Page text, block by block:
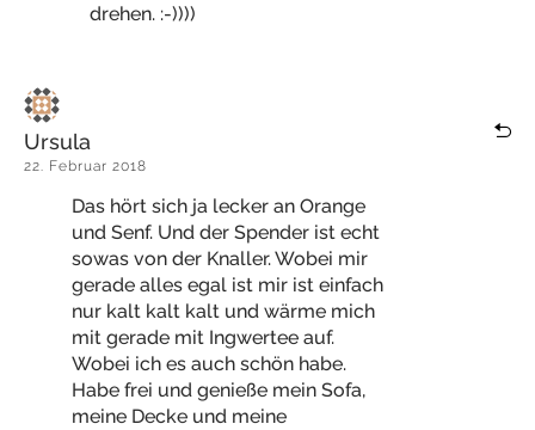
drehen. :-))))
Ursula
22. Februar 2018
Das hört sich ja lecker an Orange
und Senf. Und der Spender ist echt
sowas von der Knaller. Wobei mir
gerade alles egal ist mir ist einfach
nur kalt kalt kalt und wärme mich
mit gerade mit Ingwertee auf.
Wobei ich es auch schön habe.
Habe frei und genieße mein Sofa,
meine Decke und meine